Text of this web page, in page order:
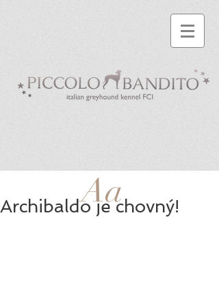
Archibaldo je chovný!
Aa